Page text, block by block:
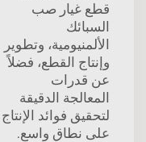
قطع غيار صب
السبائك
الألمنيومية، وتطوير
وإنتاج القطع، فضلاً
عن قدرات
المعالجة الدقيقة
لتحقيق فوائد الإنتاج
على نطاق واسع.